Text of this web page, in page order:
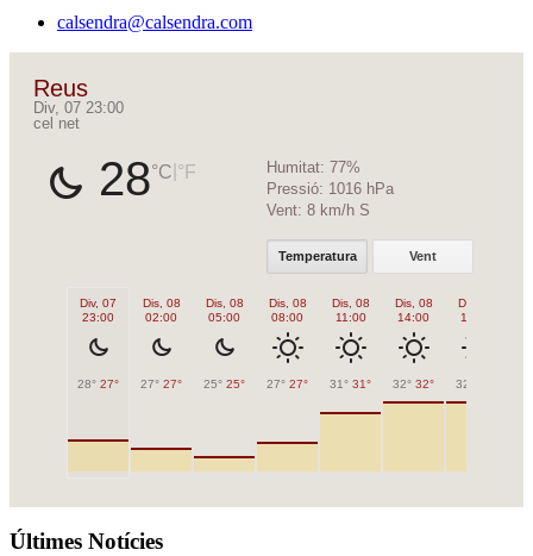
calsendra@calsendra.com
Reus
Div, 07 23:00
cel net
28°C °F Humitat: 77%
Pressió: 1016 hPa
Vent: 8 km/h S
Temperatura Vent
Div, 07
23:00
28° 27°
Dis, 08
02:00
27° 27°
Dis, 08
05:00
25° 25°
Dis, 08
08:00
27° 27°
Dis, 08
11:00
31° 31°
Dis, 08
14:00
32° 32°
Dis, 08
17:00
32°
Últimes Notícies